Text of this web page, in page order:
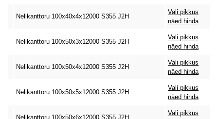
Nelikanttoru 100x40x4x12000 S355 J2H
Vali pikkus
näed hinda
Nelikanttoru 100x50x3x12000 S355 J2H
Vali pikkus
näed hinda
Nelikanttoru 100x50x4x12000 S355 J2H
Vali pikkus
näed hinda
Nelikanttoru 100x50x5x12000 S355 J2H
Vali pikkus
näed hinda
Nelikanttoru 100x50x6x12000 S355 J2H
Vali pikkus